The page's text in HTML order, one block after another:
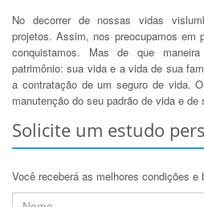
No decorrer de nossas vidas
projetos. Assim, nos preocupamos em
conquistamos. Mas de que
patrimônio: sua vida e a vida de sua
a contratação de um seguro de vida.
manutenção do seu padrão de vida e
Solicite um estudo
Você receberá as melhores condições e